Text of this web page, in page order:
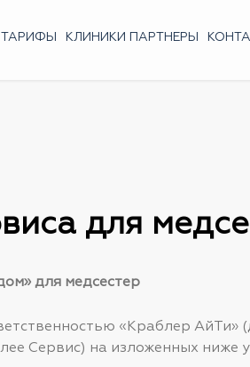
ТАРИФЫ КЛИНИКИ ПАРТНЕРЫ
для
для медсестер
«Краблер АйТи»
Сервис) на изложенных ниже